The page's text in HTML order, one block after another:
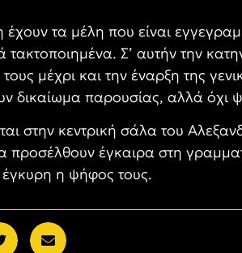
τα μέλη που είναι
τακτοποιημένα. Σ’ αυτήν την
μέχρι και την έναρξη της
δικαίωμα παρουσίας, αλλά όχι
στην κεντρική σάλα του
προσέλθουν έγκαιρα στη
η ψήφος τους.